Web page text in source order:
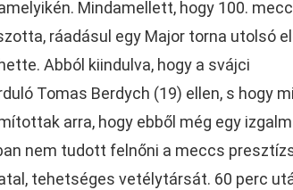
Mindamellett, hogy 100.
ráadásul egy Major torna utolsó
Abból kiindulva, hogy a svájci
Tomas Berdych (19) ellen, s hogy
arra, hogy ebből még egy
nem tudott felnőni a meccs
tehetséges vetélytársát. 60 perc